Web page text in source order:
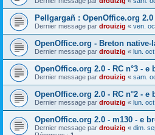
Pellgargañ : OpenOffice.org
Dernier message par drouizig « ven.
OpenOffice.org - Breton
Dernier message par drouizig « lun.
OpenOffice.org 2.0 - RC n°3 - e
Dernier message par drouizig « sam.
OpenOffice.org 2.0 - RC n°2 - e
Dernier message par drouizig « lun.
OpenOffice.org 2.0 - m130 - e
Dernier message par drouizig « dim.